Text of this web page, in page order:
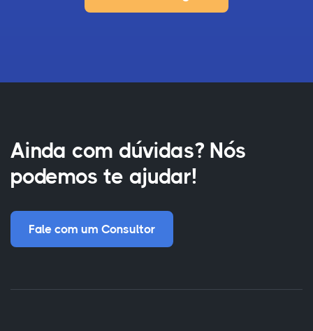
Ainda com dúvidas? Nós
podemos te ajudar!
Fale com um Consultor